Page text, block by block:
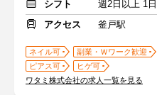
シフト
週2日以上 1
アクセス
釜戸駅
ネイル可 副業・Ｗワーク歓迎
ピアス可
ヒゲ可
ワタミ株式会社の求人一覧を見る